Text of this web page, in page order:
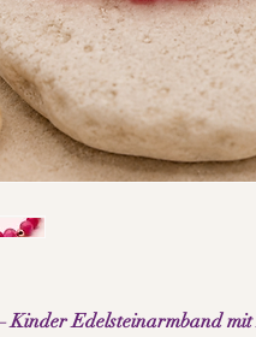
Kinder Edelsteinarmband